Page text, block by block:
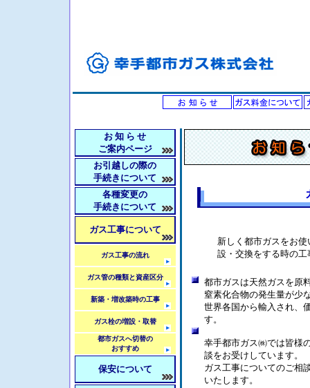
お 知 ら せ
ご案内ページ
お引越しの際の
手続きについて
各種変更の
手続きについて
ガス工事について
ガス工事の流れ
ガス管の種類と資産区分
新築・増改築時の工事
ガス栓の増設・取替
都市ガスへ切替の
おすすめ
保安について
新しく都市ガスをお
設・交換をする時の
都市ガスは天然ガスを原
窒素化合物の発生量が少
世界各国から輸入され、
す。
幸手都市ガス㈱では皆様
談をお受けしています。
ガス工事についてのご相
いたします。